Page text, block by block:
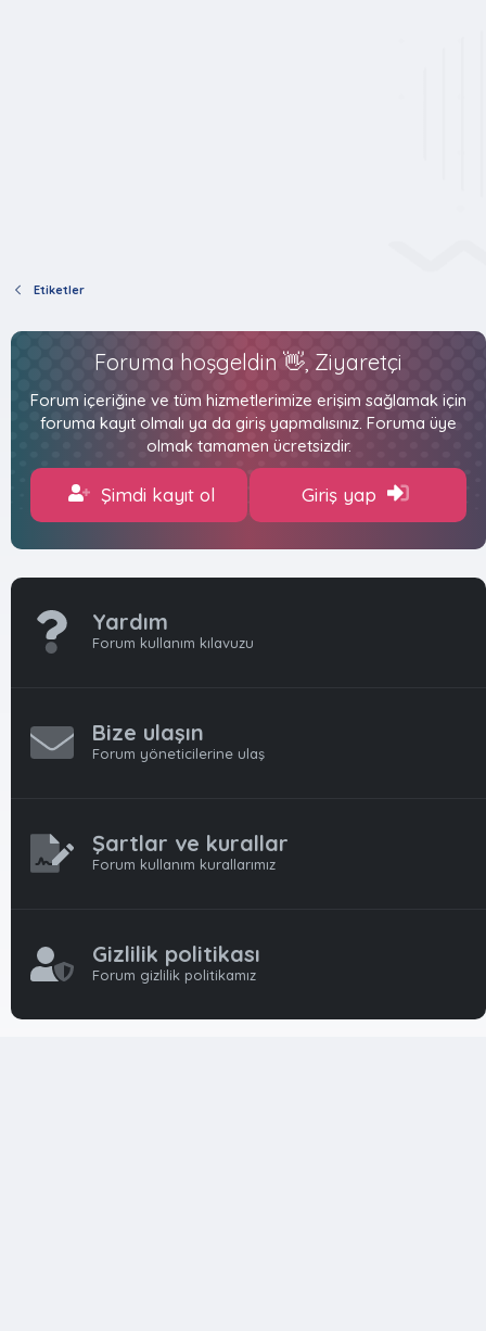
Etiketler
Foruma hoşgeldin 👋, Ziyaretçi
Forum içeriğine ve tüm hizmetlerimize erişim sağlamak için
foruma kayıt olmalı ya da giriş yapmalısınız. Foruma üye
olmak tamamen ücretsizdir.
Şimdi kayıt ol Giriş yap
Yardım
Forum kullanım kılavuzu
Bize ulaşın
Forum yöneticilerine ulaş
Şartlar ve kurallar
Forum kullanım kurallarımız
Gizlilik politikası
Forum gizlilik politikamız